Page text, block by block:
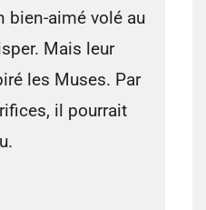
bien-aimé volé au
Mais leur
les Muses. Par
il pourrait